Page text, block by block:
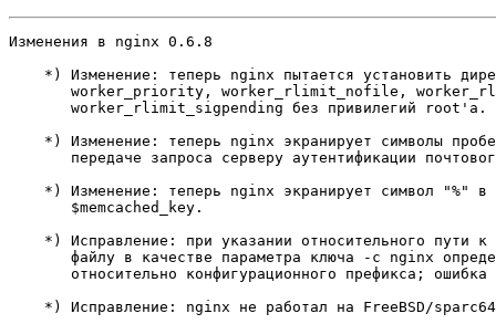
Изменения в nginx 0.6.8
*) Изменение: теперь nginx пытается установить
worker_priority, worker_rlimit_nofile,
       worker_rlimit_sigpending без привилегий root'а.
*) Изменение: теперь nginx экранирует символы
передаче запроса серверу аутентификации
*) Изменение: теперь nginx экранирует символ "%"
       $memcached_key.
*) Исправление: при указании относительного пути
файлу в качестве параметра ключа -c nginx
относительно конфигурационного префикса; ошибка
*) Исправление: nginx не работал на FreeBSD/